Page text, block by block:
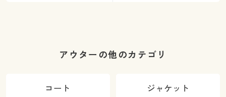
アウターの他のカテゴリ
コート ジャケット